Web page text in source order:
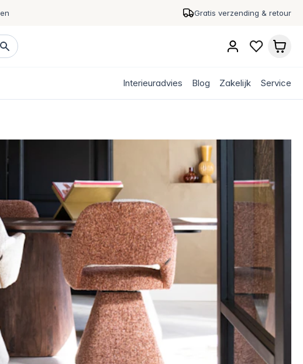
Gratis verzending & retour
Interieuradvies Blog Zakelijk Service